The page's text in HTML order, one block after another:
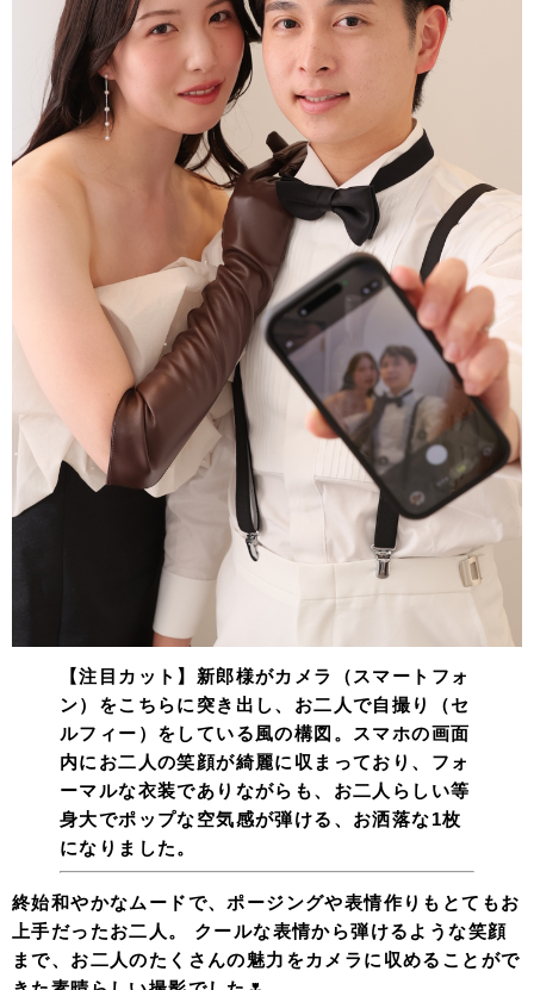
【注目カット】 新郎様がカメラ（スマートフォ
ン）をこちらに突き出し、お二人で自撮り（セ
ルフィー）をしている風の構図。スマホの画面
内にお二人の笑顔が綺麗に収まっており、フォ
ーマルな衣装でありながらも、お二人らしい等
身大でポップな空気感が弾ける、お洒落な1枚
になりました。
終始和やかなムードで、ポージングや表情作りもとてもお
上手だったお二人。 クールな表情から弾けるような笑顔
まで、お二人のたくさんの魅力をカメラに収めることがで